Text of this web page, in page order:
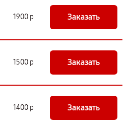
1900 р Заказать
1500 р Заказать
1400 р Заказать